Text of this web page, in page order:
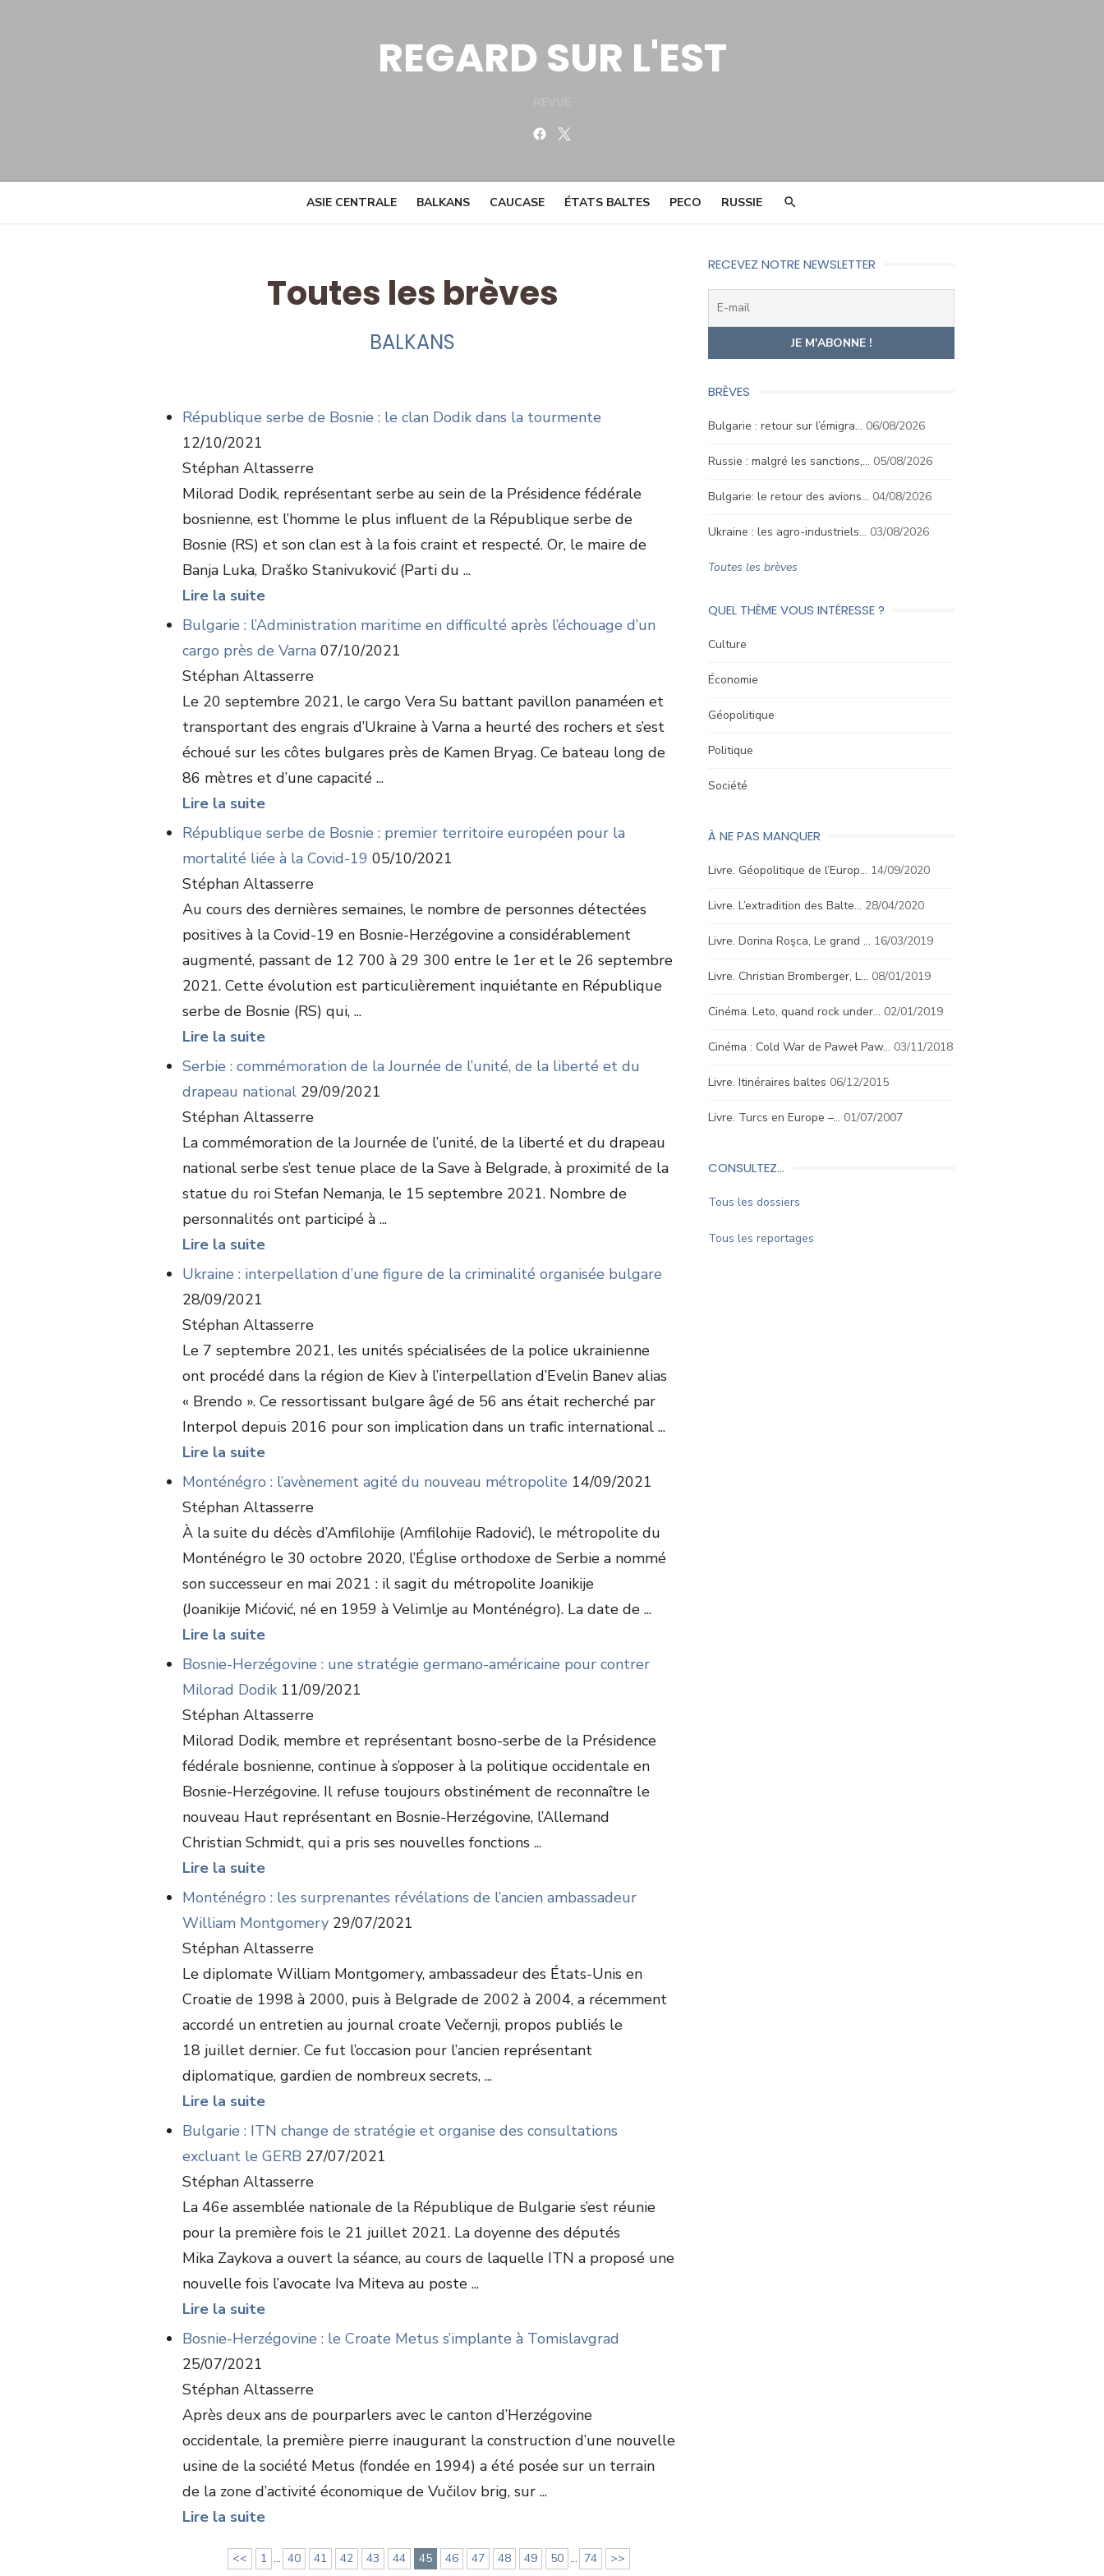
REGARD SUR L'EST
Facebook
ASIE CENTRALE BALKANS CAUCASE ÉTATS BALTES PECO RUSSIE
Toutes les brèves
BALKANS
République serbe de Bosnie : le clan Dodik dans la tourmente
12/10/2021
Stéphan Altasserre
Milorad Dodik, représentant serbe au sein de la Présidence fédérale
bosnienne, est l’homme le plus influent de la République serbe de
Bosnie (RS) et son clan est à la fois craint et respecté. Or, le maire de
Banja Luka, Draško Stanivuković (Parti du ...
Lire la suite
Bulgarie : l’Administration maritime en difficulté après l’échouage d’un
cargo près de Varna 07/10/2021
Stéphan Altasserre
Le 20 septembre 2021, le cargo Vera Su battant pavillon panaméen et
transportant des engrais d’Ukraine à Varna a heurté des rochers et s’est
échoué sur les côtes bulgares près de Kamen Bryag. Ce bateau long de
86 mètres et d’une capacité ...
Lire la suite
République serbe de Bosnie : premier territoire européen pour la
mortalité liée à la Covid-19 05/10/2021
Stéphan Altasserre
Au cours des dernières semaines, le nombre de personnes détectées
positives à la Covid-19 en Bosnie-Herzégovine a considérablement
augmenté, passant de 12 700 à 29 300 entre le 1er et le 26 septembre
2021. Cette évolution est particulièrement inquiétante en République
serbe de Bosnie (RS) qui, ...
Lire la suite
Serbie : commémoration de la Journée de l’unité, de la liberté et du
drapeau national 29/09/2021
Stéphan Altasserre
La commémoration de la Journée de l’unité, de la liberté et du drapeau
national serbe s’est tenue place de la Save à Belgrade, à proximité de la
statue du roi Stefan Nemanja, le 15 septembre 2021. Nombre de
personnalités ont participé à ...
Lire la suite
Ukraine : interpellation d’une figure de la criminalité organisée bulgare
28/09/2021
Stéphan Altasserre
Le 7 septembre 2021, les unités spécialisées de la police ukrainienne
ont procédé dans la région de Kiev à l’interpellation d’Evelin Banev alias
« Brendo ». Ce ressortissant bulgare âgé de 56 ans était recherché par
Interpol depuis 2016 pour son implication dans un trafic international ...
Lire la suite
Monténégro : l’avènement agité du nouveau métropolite 14/09/2021
Stéphan Altasserre
À la suite du décès d’Amfilohije (Amfilohije Radović), le métropolite du
Monténégro le 30 octobre 2020, l’Église orthodoxe de Serbie a nommé
son successeur en mai 2021 : il sagit du métropolite Joanikije
(Joanikije Mićović, né en 1959 à Velimlje au Monténégro). La date de ...
Lire la suite
Bosnie-Herzégovine : une stratégie germano-américaine pour contrer
Milorad Dodik 11/09/2021
Stéphan Altasserre
Milorad Dodik, membre et représentant bosno-serbe de la Présidence
fédérale bosnienne, continue à s’opposer à la politique occidentale en
Bosnie-Herzégovine. Il refuse toujours obstinément de reconnaître le
nouveau Haut représentant en Bosnie-Herzégovine, l’Allemand
Christian Schmidt, qui a pris ses nouvelles fonctions ...
Lire la suite
Monténégro : les surprenantes révélations de l’ancien ambassadeur
William Montgomery 29/07/2021
Stéphan Altasserre
Le diplomate William Montgomery, ambassadeur des États-Unis en
Croatie de 1998 à 2000, puis à Belgrade de 2002 à 2004, a récemment
accordé un entretien au journal croate Večernji, propos publiés le
18 juillet dernier. Ce fut l’occasion pour l’ancien représentant
diplomatique, gardien de nombreux secrets, ...
Lire la suite
Bulgarie : ITN change de stratégie et organise des consultations
excluant le GERB 27/07/2021
Stéphan Altasserre
La 46e assemblée nationale de la République de Bulgarie s’est réunie
pour la première fois le 21 juillet 2021. La doyenne des députés
Mika Zaykova a ouvert la séance, au cours de laquelle ITN a proposé une
nouvelle fois l’avocate Iva Miteva au poste ...
Lire la suite
Bosnie-Herzégovine : le Croate Metus s’implante à Tomislavgrad
25/07/2021
Stéphan Altasserre
Après deux ans de pourparlers avec le canton d’Herzégovine
occidentale, la première pierre inaugurant la construction d’une nouvelle
usine de la société Metus (fondée en 1994) a été posée sur un terrain
de la zone d’activité économique de Vučilov brig, sur ...
Lire la suite
<< 1 ... 40 41 42 43 44 45 46 47 48 49 50 ... 74 >>
RECEVEZ NOTRE NEWSLETTER
BRÈVES
Bulgarie : retour sur l’émigra… 06/08/2026
Russie : malgré les sanctions,… 05/08/2026
Bulgarie: le retour des avions… 04/08/2026
Ukraine : les agro-industriels… 03/08/2026
Toutes les brèves
QUEL THÈME VOUS INTÉRESSE ?
Culture
Économie
Géopolitique
Politique
Société
À NE PAS MANQUER
Livre. Géopolitique de l’Europ… 14/09/2020
Livre. L’extradition des Balte… 28/04/2020
Livre. Dorina Roşca, Le grand … 16/03/2019
Livre. Christian Bromberger, L… 08/01/2019
Cinéma. Leto, quand rock under… 02/01/2019
Cinéma : Cold War de Paweł Paw… 03/11/2018
Livre. Itinéraires baltes 06/12/2015
Livre. Turcs en Europe –… 01/07/2007
CONSULTEZ…
Tous les dossiers
Tous les reportages